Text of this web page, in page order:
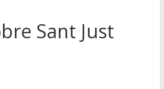
Sant Just